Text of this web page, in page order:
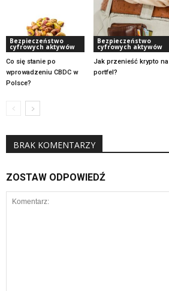
Bezpieczeństwo
cyfrowych aktywów
Co się stanie po
wprowadzeniu CBDC w
Polsce?
Bezpieczeństwo
cyfrowych aktywów
Jak przenieść krypto na
portfel?
BRAK KOMENTARZY
ZOSTAW ODPOWIEDŹ